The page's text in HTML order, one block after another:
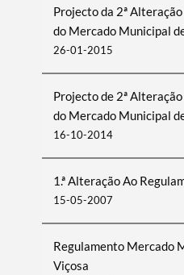
Projecto da 2ª
do Mercado Municipal
26-01-2015
Projecto de 2ª
do Mercado Municipal
16-10-2014
1.ª Alteração Ao
15-05-2007
Regulamento Mercado
Viçosa